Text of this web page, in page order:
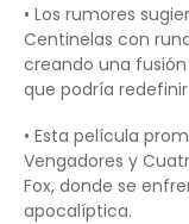
• Los rumores
Centinelas con
creando una
que podría
• Esta película
Vengadores y
Fox, donde se
apocalíptica.